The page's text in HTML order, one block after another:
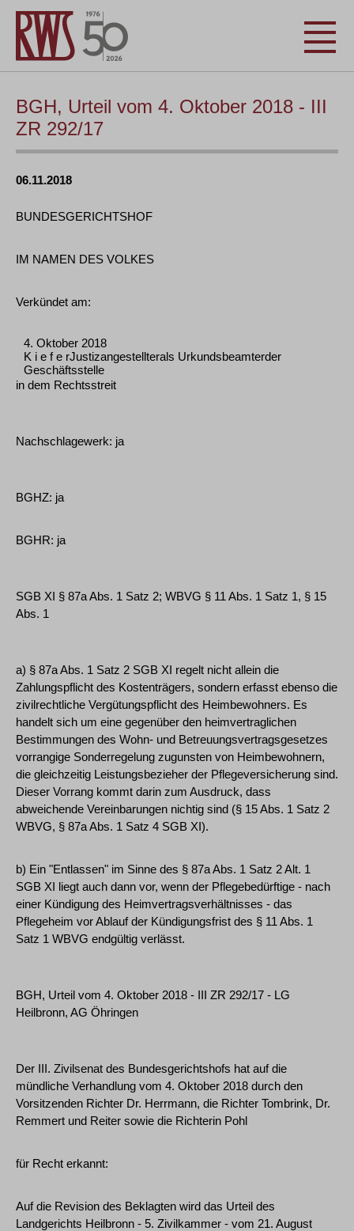
BGH, Urteil vom 4. Oktober 2018 - III
ZR 292/17
06.11.2018
BUNDESGERICHTSHOF
IM NAMEN DES VOLKES
Verkündet am:
4. Oktober 2018
K i e f e rJustizangestellterals Urkundsbeamterder
Geschäftsstelle
in dem Rechtsstreit
Nachschlagewerk: ja
BGHZ: ja
BGHR: ja
SGB XI § 87a Abs. 1 Satz 2; WBVG § 11 Abs. 1 Satz 1, § 15
Abs. 1
a) § 87a Abs. 1 Satz 2 SGB XI regelt nicht allein die
Zahlungspflicht des Kostenträgers, sondern erfasst ebenso die
zivilrechtliche Vergütungspflicht des Heimbewohners. Es
handelt sich um eine gegenüber den heimvertraglichen
Bestimmungen des Wohn- und Betreuungsvertragsgesetzes
vorrangige Sonderregelung zugunsten von Heimbewohnern,
die gleichzeitig Leistungsbezieher der Pflegeversicherung sind.
Dieser Vorrang kommt darin zum Ausdruck, dass
abweichende Vereinbarungen nichtig sind (§ 15 Abs. 1 Satz 2
WBVG, § 87a Abs. 1 Satz 4 SGB XI).
b) Ein "Entlassen" im Sinne des § 87a Abs. 1 Satz 2 Alt. 1
SGB XI liegt auch dann vor, wenn der Pflegebedürftige - nach
einer Kündigung des Heimvertragsverhältnisses - das
Pflegeheim vor Ablauf der Kündigungsfrist des § 11 Abs. 1
Satz 1 WBVG endgültig verlässt.
BGH, Urteil vom 4. Oktober 2018 - III ZR 292/17 - LG
Heilbronn, AG Öhringen
Der III. Zivilsenat des Bundesgerichtshofs hat auf die
mündliche Verhandlung vom 4. Oktober 2018 durch den
Vorsitzenden Richter Dr. Herrmann, die Richter Tombrink, Dr.
Remmert und Reiter sowie die Richterin Pohl
für Recht erkannt:
Auf die Revision des Beklagten wird das Urteil des
Landgerichts Heilbronn - 5. Zivilkammer - vom 21. August